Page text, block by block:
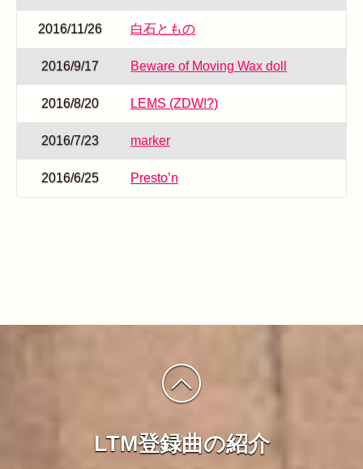
2016/11/26 白石ともの
2016/9/17 Beware of Moving Wax doll
2016/8/20 LEMS (ZDW!?)
2016/7/23 marker
2016/6/25 Presto’n
LTM登録曲の紹介